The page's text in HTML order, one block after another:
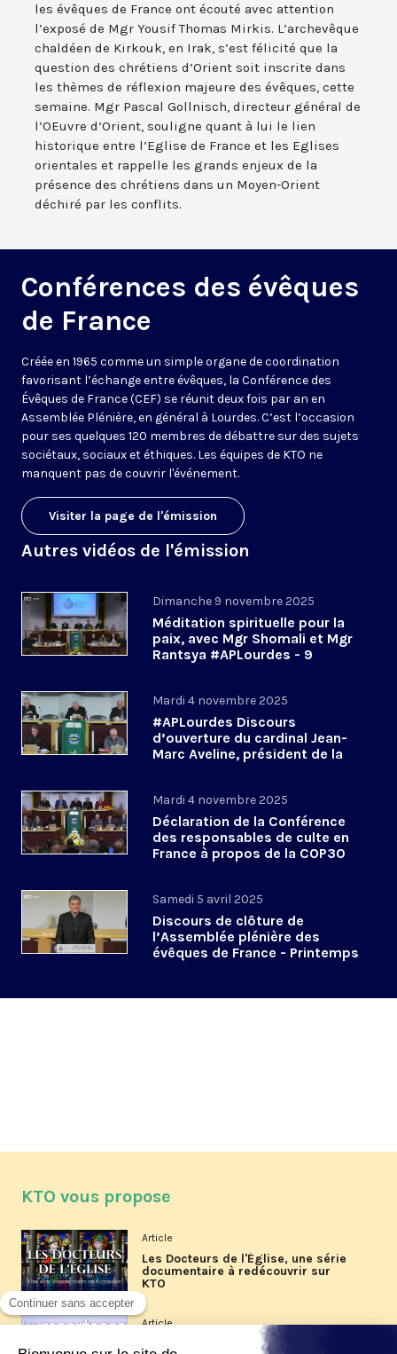
les évêques de France ont écouté avec attention
l’exposé de Mgr Yousif Thomas Mirkis. L’archevêque
chaldéen de Kirkouk, en Irak, s’est félicité que la
question des chrétiens d’Orient soit inscrite dans
les thèmes de réflexion majeure des évêques, cette
semaine. Mgr Pascal Gollnisch, directeur général de
l’OEuvre d’Orient, souligne quant à lui le lien
historique entre l’Eglise de France et les Eglises
orientales et rappelle les grands enjeux de la
présence des chrétiens dans un Moyen-Orient
déchiré par les conflits.
Conférences des évêques
de France
Créée en 1965 comme un simple organe de coordination
favorisant l’échange entre évêques, la Conférence des
Évêques de France (CEF) se réunit deux fois par an en
Assemblée Plénière, en général à Lourdes. C’est l’occasion
pour ses quelques 120 membres de débattre sur des sujets
sociétaux, sociaux et éthiques. Les équipes de KTO ne
manquent pas de couvrir l'événement.
Visiter la page de l'émission
Autres vidéos de l'émission
Dimanche 9 novembre 2025
Méditation spirituelle pour la
paix, avec Mgr Shomali et Mgr
Rantsya #APLourdes - 9
Mardi 4 novembre 2025
#APLourdes Discours
d’ouverture du cardinal Jean-
Marc Aveline, président de la
Mardi 4 novembre 2025
Déclaration de la Conférence
des responsables de culte en
France à propos de la COP30
Samedi 5 avril 2025
Discours de clôture de
l’Assemblée plénière des
évêques de France - Printemps
KTO vous propose
Article
Les Docteurs de l'Église, une série
documentaire à redécouvrir sur
KTO
Article
Les reportages d'été 2026 de KTO